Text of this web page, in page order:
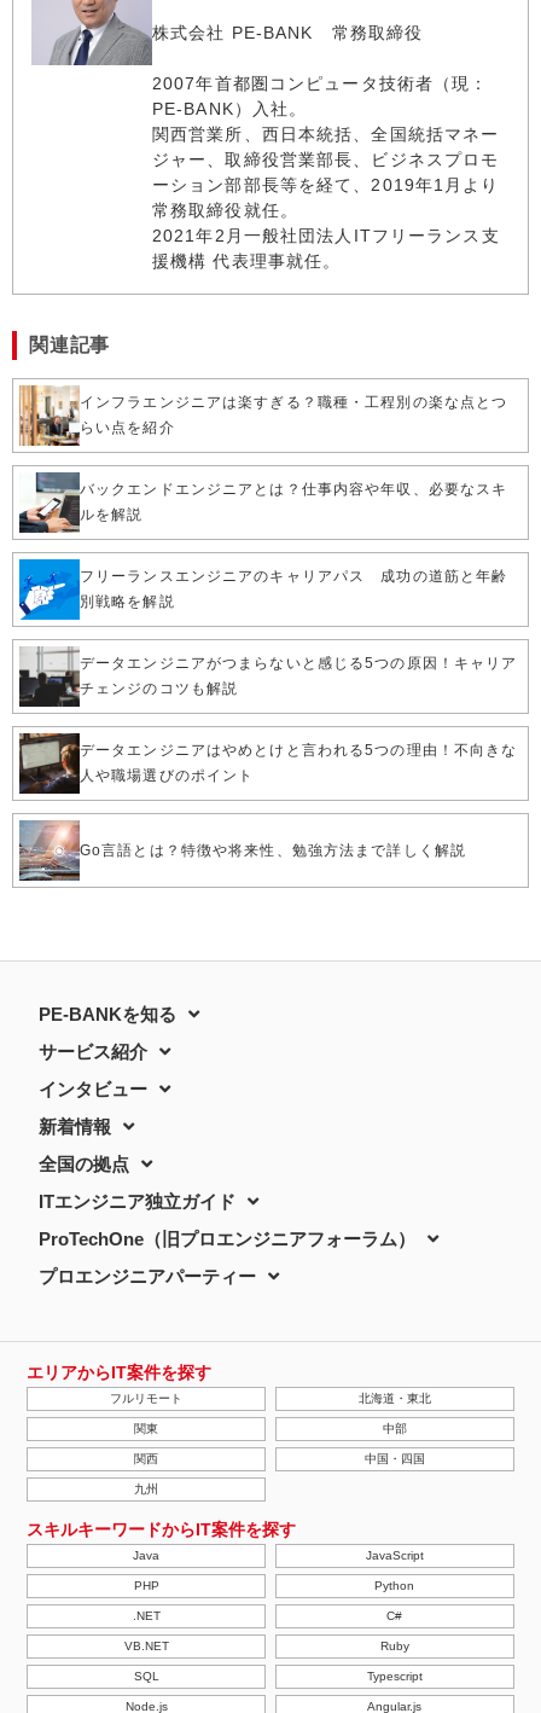
株式会社 PE-BANK 常務取締役
2007年首都圏コンピュータ技術者（現：
PE-BANK）入社。
関西営業所、西日本統括、全国統括マネー
ジャー、取締役営業部長、ビジネスプロモ
ーション部部長等を経て、2019年1月より
常務取締役就任。
2021年2月一般社団法人ITフリーランス支
援機構 代表理事就任。
関連記事
インフラエンジニアは楽すぎる？職種・工程別の楽な点とつ
らい点を紹介
バックエンドエンジニアとは？仕事内容や年収、必要なスキ
ルを解説
フリーランスエンジニアのキャリアパス 成功の道筋と年齢
別戦略を解説
データエンジニアがつまらないと感じる5つの原因！キャリア
チェンジのコツも解説
データエンジニアはやめとけと言われる5つの理由！不向きな
人や職場選びのポイント
Go言語とは？特徴や将来性、勉強方法まで詳しく解説
PE-BANKを知る
サービス紹介
インタビュー
新着情報
全国の拠点
ITエンジニア独立ガイド
ProTechOne（旧プロエンジニアフォーラム）
プロエンジニアパーティー
エリアからIT案件を探す
フルリモート 北海道・東北
関東 中部
関西 中国・四国
九州
スキルキーワードからIT案件を探す
Java JavaScript
PHP Python
.NET C#
VB.NET Ruby
SQL Typescript
Node.js Angular.js